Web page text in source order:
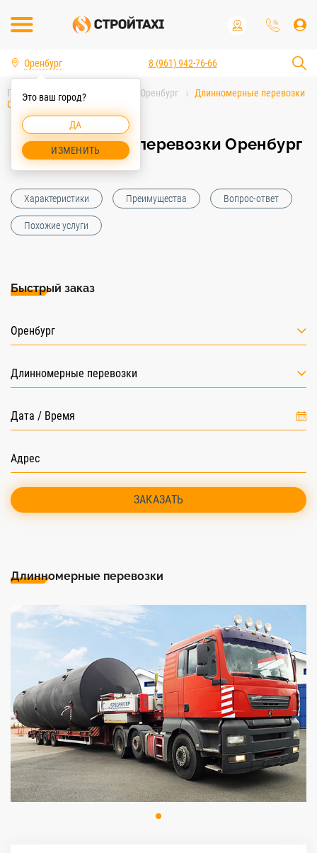
Оренбург
Это ваш город?
ДА
ИЗМЕНИТЬ
8 (961) 942-76-66
Главная Услуги спецтехники Оренбург
Длинномерные перевозки
Оренбург
Длинномерные перевозки Оренбург
Характеристики Преимущества Вопрос-ответ
Похожие услуги
Быстрый заказ
Оренбург
Длинномерные перевозки
ЗАКАЗАТЬ
Длинномерные перевозки